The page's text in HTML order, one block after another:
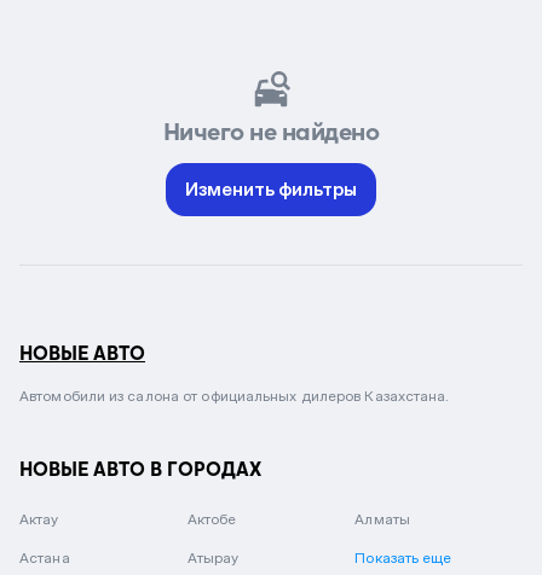
Ничего не найдено
Изменить фильтры
НОВЫЕ АВТО
Автомобили из салона от официальных дилеров Казахстана.
НОВЫЕ АВТО В ГОРОДАХ
Актау Актобе Алматы
Астана Атырау Показать еще